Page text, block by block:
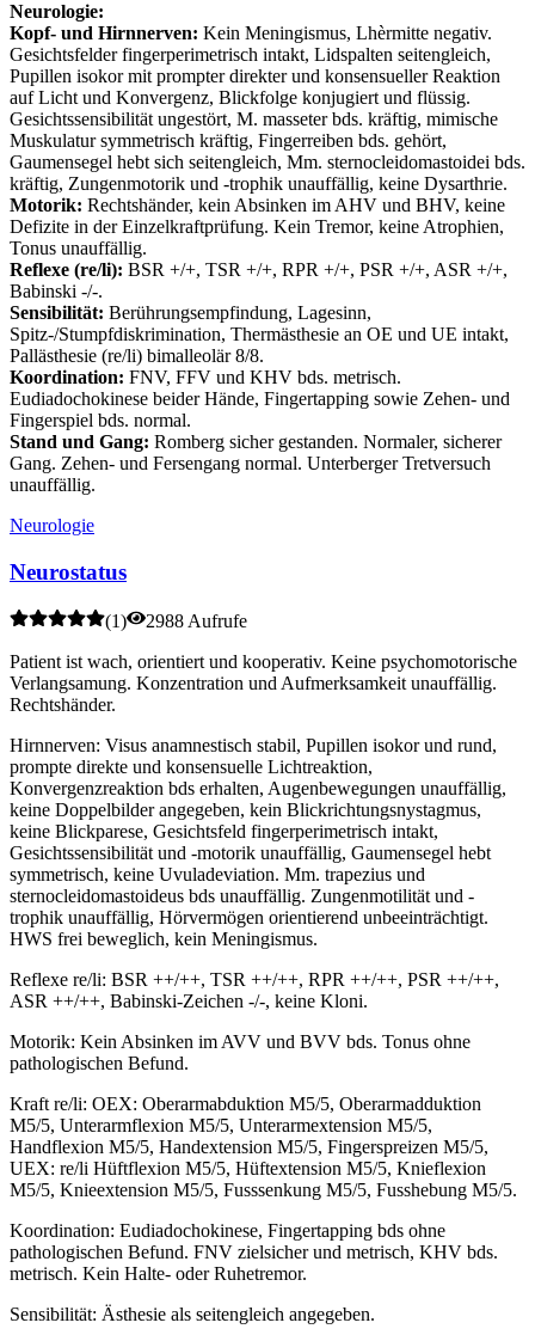
Neurologie:
Kopf- und Hirnnerven: Kein Meningismus, Lhèrmitte negativ.
Gesichtsfelder fingerperimetrisch intakt, Lidspalten seitengleich,
Pupillen isokor mit prompter direkter und konsensueller Reaktion
auf Licht und Konvergenz, Blickfolge konjugiert und flüssig.
Gesichtssensibilität ungestört, M. masseter bds. kräftig, mimische
Muskulatur symmetrisch kräftig, Fingerreiben bds. gehört,
Gaumensegel hebt sich seitengleich, Mm. sternocleidomastoidei bds.
kräftig, Zungenmotorik und -trophik unauffällig, keine Dysarthrie.
Motorik: Rechtshänder, kein Absinken im AHV und BHV, keine
Defizite in der Einzelkraftprüfung. Kein Tremor, keine Atrophien,
Tonus unauffällig.
Reflexe (re/li): BSR +/+, TSR +/+, RPR +/+, PSR +/+, ASR +/+,
Babinski -/-.
Sensibilität: Berührungsempfindung, Lagesinn,
Spitz-/Stumpfdiskrimination, Thermästhesie an OE und UE intakt,
Pallästhesie (re/li) bimalleolär 8/8.
Koordination: FNV, FFV und KHV bds. metrisch.
Eudiadochokinese beider Hände, Fingertapping sowie Zehen- und
Fingerspiel bds. normal.
Stand und Gang: Romberg sicher gestanden. Normaler, sicherer
Gang. Zehen- und Fersengang normal. Unterberger Tretversuch
unauffällig.
Neurologie
Neurostatus
(1)
2988 Aufrufe
Patient ist wach, orientiert und kooperativ. Keine psychomotorische
Verlangsamung. Konzentration und Aufmerksamkeit unauffällig.
Rechtshänder.
Hirnnerven: Visus anamnestisch stabil, Pupillen isokor und rund,
prompte direkte und konsensuelle Lichtreaktion,
Konvergenzreaktion bds erhalten, Augenbewegungen unauffällig,
keine Doppelbilder angegeben, kein Blickrichtungsnystagmus,
keine Blickparese, Gesichtsfeld fingerperimetrisch intakt,
Gesichtssensibilität und -motorik unauffällig, Gaumensegel hebt
symmetrisch, keine Uvuladeviation. Mm. trapezius und
sternocleidomastoideus bds unauffällig. Zungenmotilität und -
trophik unauffällig, Hörvermögen orientierend unbeeinträchtigt.
HWS frei beweglich, kein Meningismus.
Reflexe re/li: BSR ++/++, TSR ++/++, RPR ++/++, PSR ++/++,
ASR ++/++, Babinski-Zeichen -/-, keine Kloni.
Motorik: Kein Absinken im AVV und BVV bds. Tonus ohne
pathologischen Befund.
Kraft re/li: OEX: Oberarmabduktion M5/5, Oberarmadduktion
M5/5, Unterarmflexion M5/5, Unterarmextension M5/5,
Handflexion M5/5, Handextension M5/5, Fingerspreizen M5/5,
UEX: re/li Hüftflexion M5/5, Hüftextension M5/5, Knieflexion
M5/5, Knieextension M5/5, Fusssenkung M5/5, Fusshebung M5/5.
Koordination: Eudiadochokinese, Fingertapping bds ohne
pathologischen Befund. FNV zielsicher und metrisch, KHV bds.
metrisch. Kein Halte- oder Ruhetremor.
Sensibilität: Ästhesie als seitengleich angegeben.